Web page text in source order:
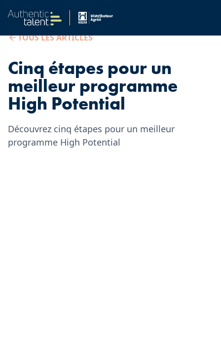
TOUS LES ARTICLES
Cinq étapes pour un
meilleur programme
High Potential
Découvrez cinq étapes pour un meilleur
programme High Potential